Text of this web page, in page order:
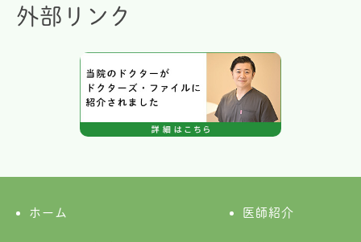
外部リンク
ホーム 医師紹介